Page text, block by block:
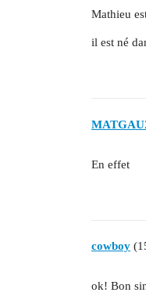
Mathieu
il est né
En effet
cowboy
ok! Bon